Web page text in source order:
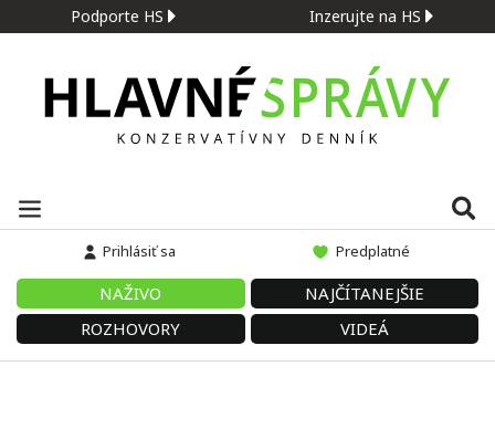
Podporte HS Inzerujte na HS
Prihlásiť sa Predplatné
NAŽIVO
NAJČÍTANEJŠIE
ROZHOVORY
VIDEÁ